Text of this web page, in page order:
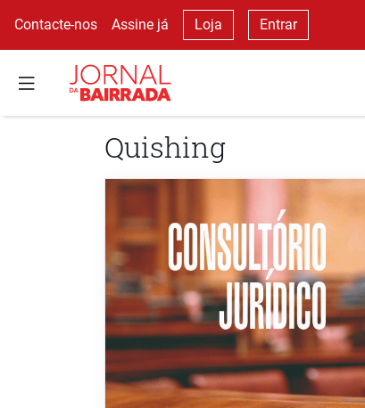
Contacte-nos Assine já Loja Entrar
Quishing